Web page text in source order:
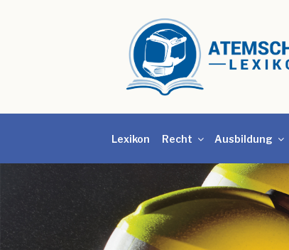
Lexikon Recht Ausbildung